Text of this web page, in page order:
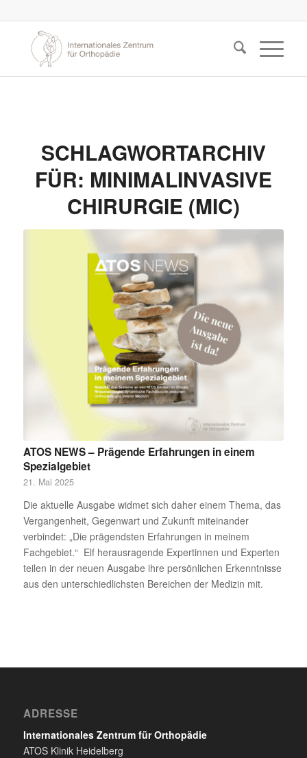
SCHLAGWORTARCHIV
FÜR: MINIMALINVASIVE
CHIRURGIE (MIC)
ATOS NEWS – Prägende Erfahrungen in einem
Spezialgebiet
21. Mai 2025
Die aktuelle Ausgabe widmet sich daher einem Thema, das
Vergangenheit, Gegenwart und Zukunft miteinander
verbindet: „Die prägendsten Erfahrungen in meinem
Fachgebiet.“ Elf herausragende Expertinnen und Experten
teilen in der neuen Ausgabe ihre persönlichen Erkenntnisse
aus den unterschiedlichsten Bereichen der Medizin mit.
ADRESSE
Internationales Zentrum für Orthopädie
ATOS Klinik Heidelberg